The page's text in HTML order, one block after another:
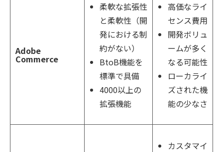
Adobe
Commerce
柔軟な拡張性
と柔軟性（開
発における制
約がない）
BtoB機能を
標準で具備
4000以上の
拡張機能
高価なライ
センス費用
開発ボリュ
ームが多く
なる可能性
ローカライ
ズされた機
能の少なさ
カスタマイ